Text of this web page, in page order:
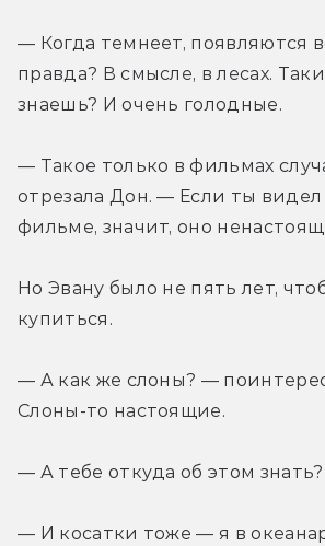
— Когда темнеет, появляются
правда? В смысле, в лесах.
знаешь? И очень голодные.
— Такое только в фильмах
отрезала Дон. — Если ты видел
фильме, значит, оно
Но Эвану было не пять лет,
купиться.
— А как же слоны? —
Слоны-то настоящие.
— А тебе откуда об этом знать?
— И косатки тоже — я в